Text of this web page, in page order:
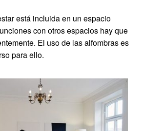
está incluida en un espacio
con otros espacios hay que
El uso de las alfombras es
para ello.